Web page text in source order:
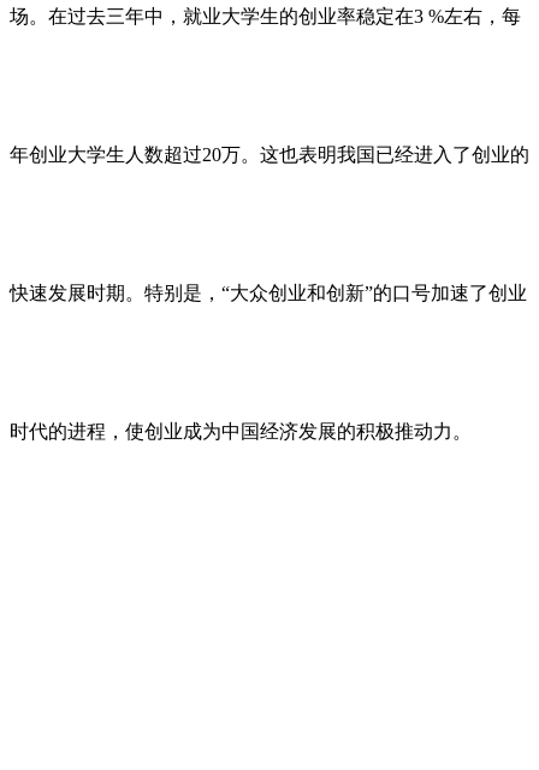
场。在过去三年中，就业大学生的创业率稳定在3 %左右，每
年创业大学生人数超过20万。这也表明我国已经进入了创业的
快速发展时期。特别是，“大众创业和创新”的口号加速了创业
时代的进程，使创业成为中国经济发展的积极推动力。